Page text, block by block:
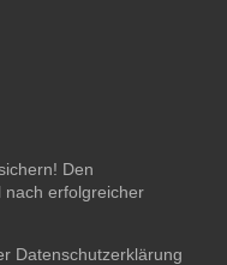
Den
nach erfolgreicher
Datenschutzerklärung